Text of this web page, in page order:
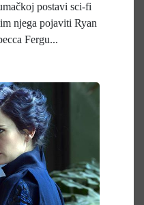
postavi sci-fi
njega pojaviti Ryan
Fergu...